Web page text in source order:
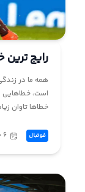
رایج ترین
همه ما در
است، خطاهایی
خطاها تاوان
فوتبال ۶